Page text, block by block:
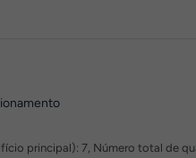
principal): 7, Número total de